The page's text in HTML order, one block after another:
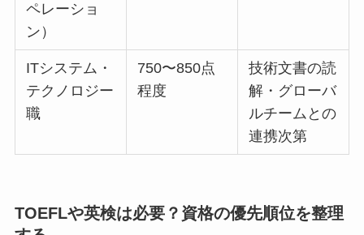
ペレーショ
ン）
ITシステム・
テクノロジー
職
750〜850点
程度
技術文書の読
解・グローバ
ルチームとの
連携次第
TOEFLや英検は必要？資格の優先順位を整理